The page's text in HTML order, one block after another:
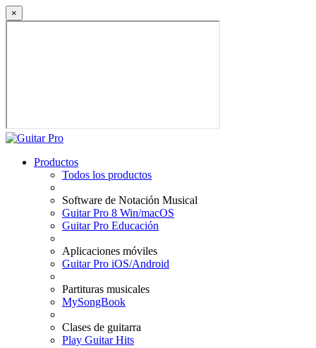
×
Productos
Todos los productos
Software de Notación Musical
Guitar Pro 8 Win/macOS
Guitar Pro Educación
Aplicaciones móviles
Guitar Pro iOS/Android
Partituras musicales
MySongBook
Clases de guitarra
Play Guitar Hits